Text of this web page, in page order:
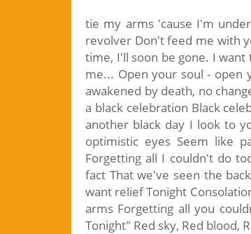
tie my arms 'cause I'm
revolver Don't feed me with
time, I'll soon be gone. I
me... Open your soul - open
awakened by death, no
a black celebration Black
another black day I look to
optimistic eyes Seem like
Forgetting all I couldn't do
fact That we've seen the
want relief Tonight
arms Forgetting all you
Tonight" Red sky, Red blood,